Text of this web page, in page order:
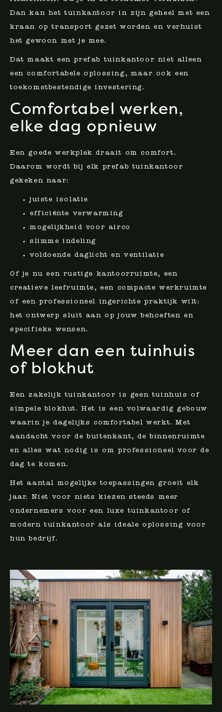
Dan kan het tuinkantoor in zijn geheel met een
kraan op transport gezet worden en verhuist
het gewoon met je mee.
Dat maakt een prefab tuinkantoor niet alleen
een comfortabele oplossing, maar ook een
toekomstbestendige investering.
Comfortabel werken,
elke dag opnieuw
Een goede werkplek draait om comfort.
Daarom wordt bij elk prefab tuinkantoor
gekeken naar:
juiste isolatie
efficiënte verwarming
mogelijkheid voor airco
slimme indeling
voldoende daglicht en ventilatie
Of je nu een rustige kantoorruimte, een
creatieve leefruimte, een compacte werkruimte
of een professioneel ingerichte praktijk wilt:
het ontwerp sluit aan op jouw behoeften en
specifieke wensen.
Meer dan een tuinhuis
of blokhut
Een zakelijk tuinkantoor is geen tuinhuis of
simpele blokhut. Het is een volwaardig gebouw
waarin je dagelijks comfortabel werkt. Met
aandacht voor de buitenkant, de binnenruimte
en alles wat nodig is om professioneel voor de
dag te komen.
Het aantal mogelijke toepassingen groeit elk
jaar. Niet voor niets kiezen steeds meer
ondernemers voor een luxe tuinkantoor of
modern tuinkantoor als ideale oplossing voor
hun bedrijf.